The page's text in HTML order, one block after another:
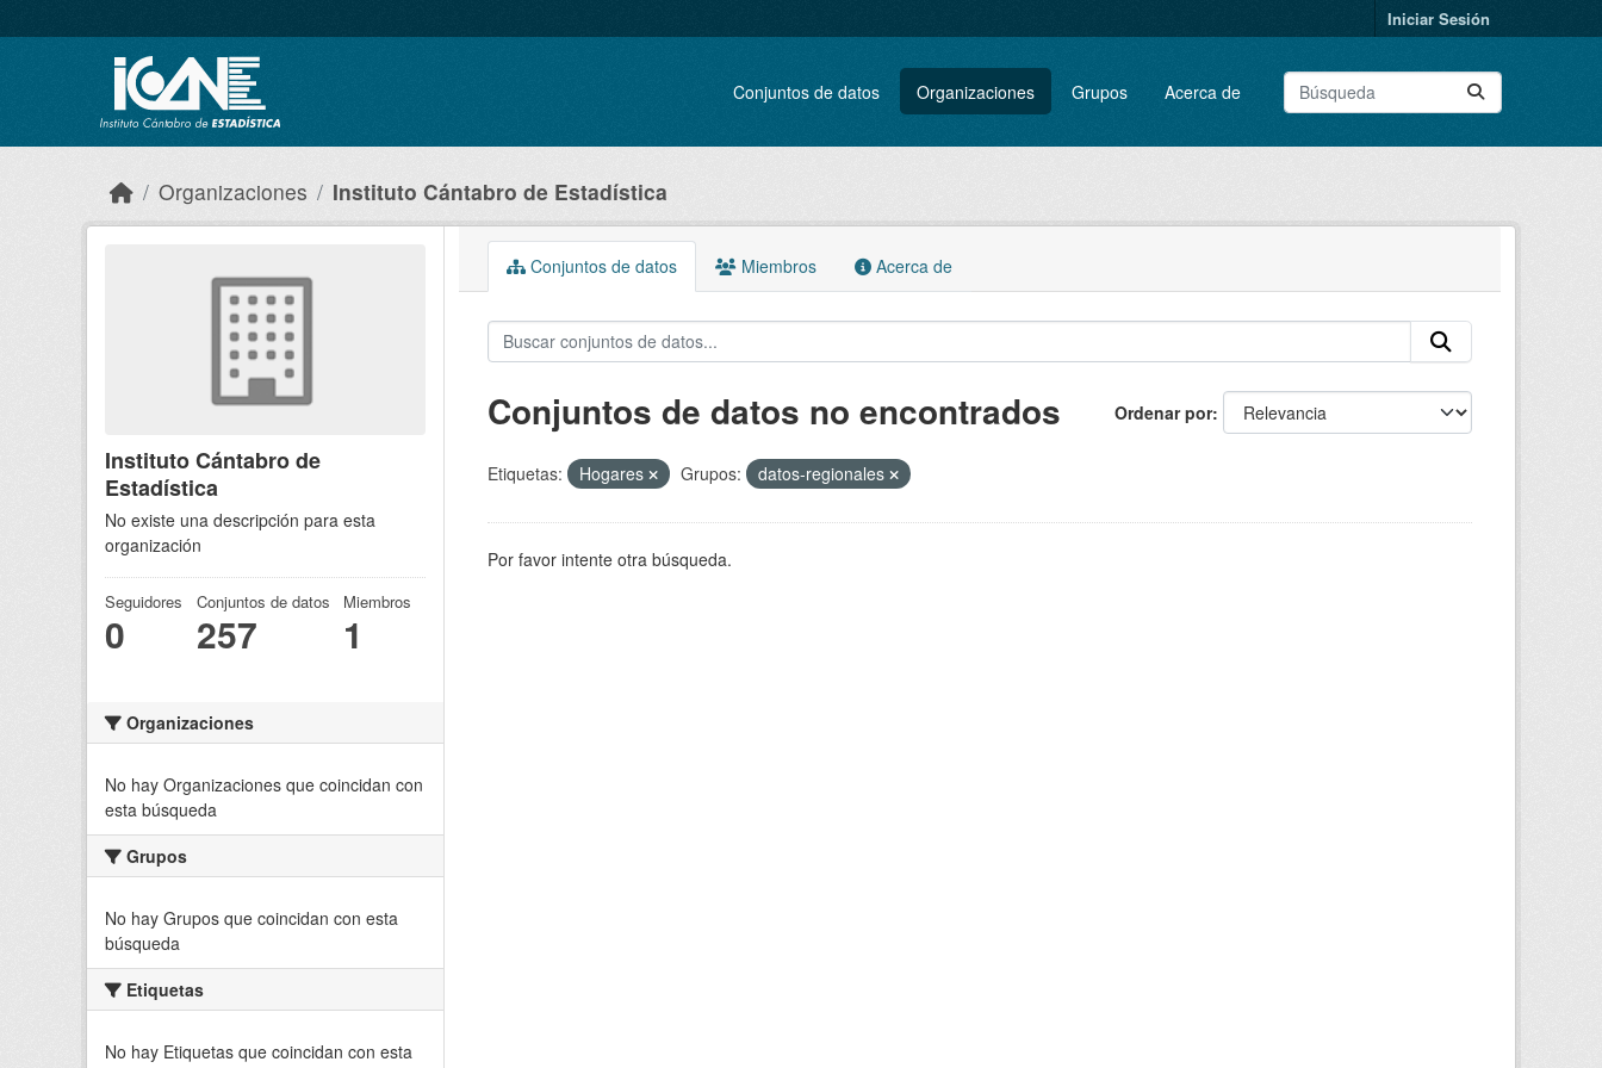
Iniciar Sesión
Conjuntos de datos Organizaciones Grupos Acerca de
Organizaciones Instituto Cántabro de Estadística
Instituto Cántabro de
Estadística
No existe una descripción para esta
organización
Seguidores
0
Conjuntos de datos
257
Miembros
1
Organizaciones
No hay Organizaciones que coincidan con
esta búsqueda
Grupos
No hay Grupos que coincidan con esta
búsqueda
Etiquetas
No hay Etiquetas que coincidan con esta
Conjuntos de datos Miembros Acerca de
Ordenar por
Conjuntos de datos no encontrados
Etiquetas: Hogares Grupos: datos-regionales
Por favor intente otra búsqueda.